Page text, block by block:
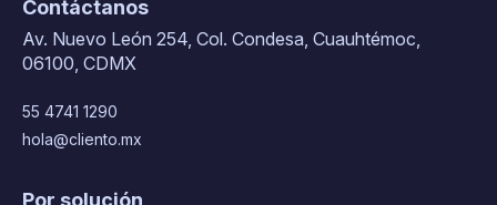
Contáctanos
Av. Nuevo León 254, Col. Condesa, Cuauhtémoc,
06100, CDMX
55 4741 1290
hola@cliento.mx